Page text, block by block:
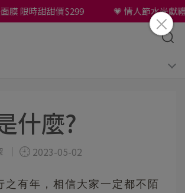
限時甜甜價$299 💗 情人節水光獻
什麼?
2023-05-02
之有年，相信大家一定都不陌